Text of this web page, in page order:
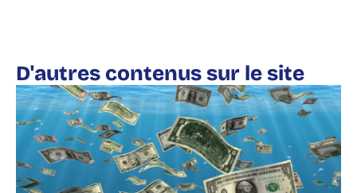
D'autres contenus sur le site